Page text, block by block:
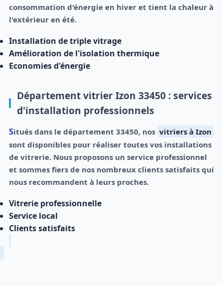
consommation d'énergie en hiver et tient la chaleur à
l'extérieur en été.
Installation de triple vitrage
Amélioration de l'isolation thermique
Economies d'énergie
Département vitrier Izon 33450 : services
d'installation professionnels
Situés dans le département 33450, nos vitriers à Izon
sont disponibles pour réaliser toutes vos installations
de vitrerie. Nous proposons un service professionnel
et sommes fiers de nos nombreux clients satisfaits qui
nous recommandent à leurs proches.
Vitrerie professionnelle
Service local
Clients satisfaits